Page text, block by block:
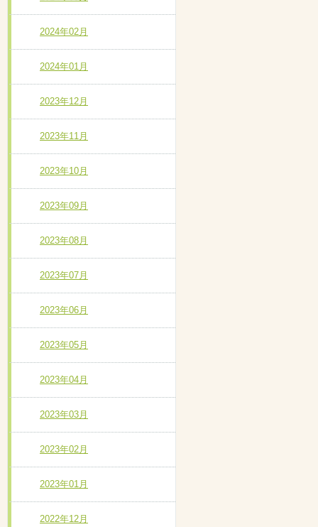
2024年02月
2024年01月
2023年12月
2023年11月
2023年10月
2023年09月
2023年08月
2023年07月
2023年06月
2023年05月
2023年04月
2023年03月
2023年02月
2023年01月
2022年12月